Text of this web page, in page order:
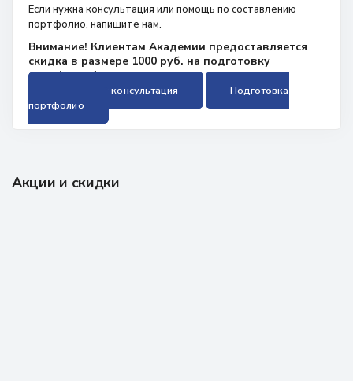
Если нужна консультация или помощь по составлению
портфолио, напишите нам.
Внимание! Клиентам Академии предоставляется
скидка в размере 1000 руб. на подготовку
портфолио!
Бесплатная консультация
Подготовка
портфолио
Акции и скидки